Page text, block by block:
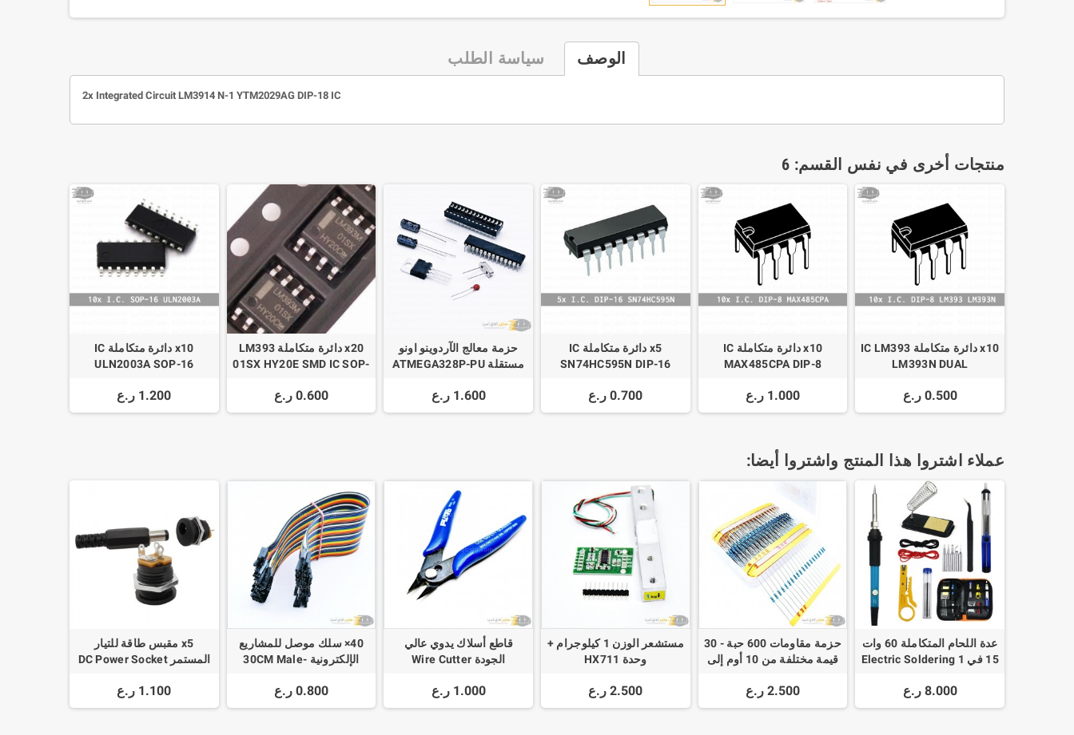
الوصف سياسة الطلب
2x Integrated Circuit LM3914 N-1 YTM2029AG DIP-18 IC
منتجات أخرى في نفس القسم: 6
x10 دائرة متكاملة IC LM393
LM393N DUAL
COMPARATORS DIP-8
0.500 ر.ع
x10 دائرة متكاملة IC
MAX485CPA DIP-8
1.000 ر.ع
x5 دائرة متكاملة IC
SN74HC595N DIP-16
0.700 ر.ع
حزمة معالج الآردوينو اونو
مستقلة ATMEGA328P-PU
Socket 16MHz crystal
1.600 ر.ع
x20 دائرة متكاملة LM393
01SX HY20E SMD IC SOP-
0.600 ر.ع
x10 دائرة متكاملة IC
ULN2003A SOP-16
1.200 ر.ع
عملاء اشتروا هذا المنتج واشتروا أيضا:
عدة اللحام المتكاملة 60 وات
15 في 1 Electric Soldering
8.000 ر.ع
حزمة مقاومات 600 حبة - 30
قيمة مختلفة من 10 أوم إلى
2.500 ر.ع
مستشعر الوزن 1 كيلوجرام +
وحدة HX711
2.500 ر.ع
قاطع أسلاك يدوي عالي
الجودة Wire Cutter
1.000 ر.ع
40× سلك موصل للمشاريع
الإلكترونية 30CM Male-
Female-Female
0.800 ر.ع
x5 مقبس طاقة للتيار
المستمر DC Power Socket
3A 5.5 x 2.1mm
1.100 ر.ع